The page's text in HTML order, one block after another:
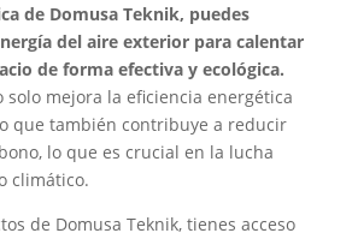
de Domusa Teknik, puedes
del aire exterior para calentar
de forma efectiva y ecológica.
solo mejora la eficiencia energética
que también contribuye a reducir
lo que es crucial en la lucha
climático.
de Domusa Teknik, tienes acceso